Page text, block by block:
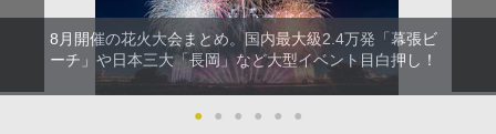
8月開催の花火大会まとめ。国内最大級2.4万発「幕張ビ
ーチ」や日本三大「長岡」など大型イベント目白押し！
● ● ● ● ● ●